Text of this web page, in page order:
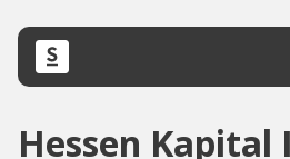
Hessen Kapital